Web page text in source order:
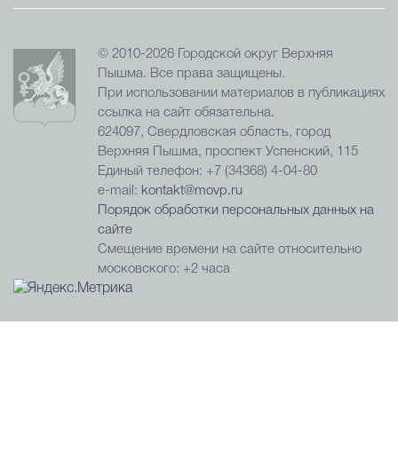
© 2010-2026 Городской округ Верхняя
Пышма. Все права защищены.
При использовании материалов в публикациях
ссылка на сайт обязательна.
624097, Свердловская область, город
Верхняя Пышма, проспект Успенский, 115
Единый телефон: +7 (34368) 4-04-80
e-mail: kontakt@movp.ru
Порядок обработки персональных данных на
сайте
Смещение времени на сайте относительно
московского: +2 часа